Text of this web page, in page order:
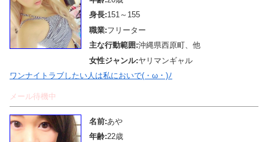
身長:151～155
職業:フリーター
主な行動範囲:沖縄県西原町、他
女性ジャンル:ヤリマンギャル
ワンナイトラブしたい人は私においで(・ω・)ﾉ
メール待機中
名前:あや
年齢:22歳